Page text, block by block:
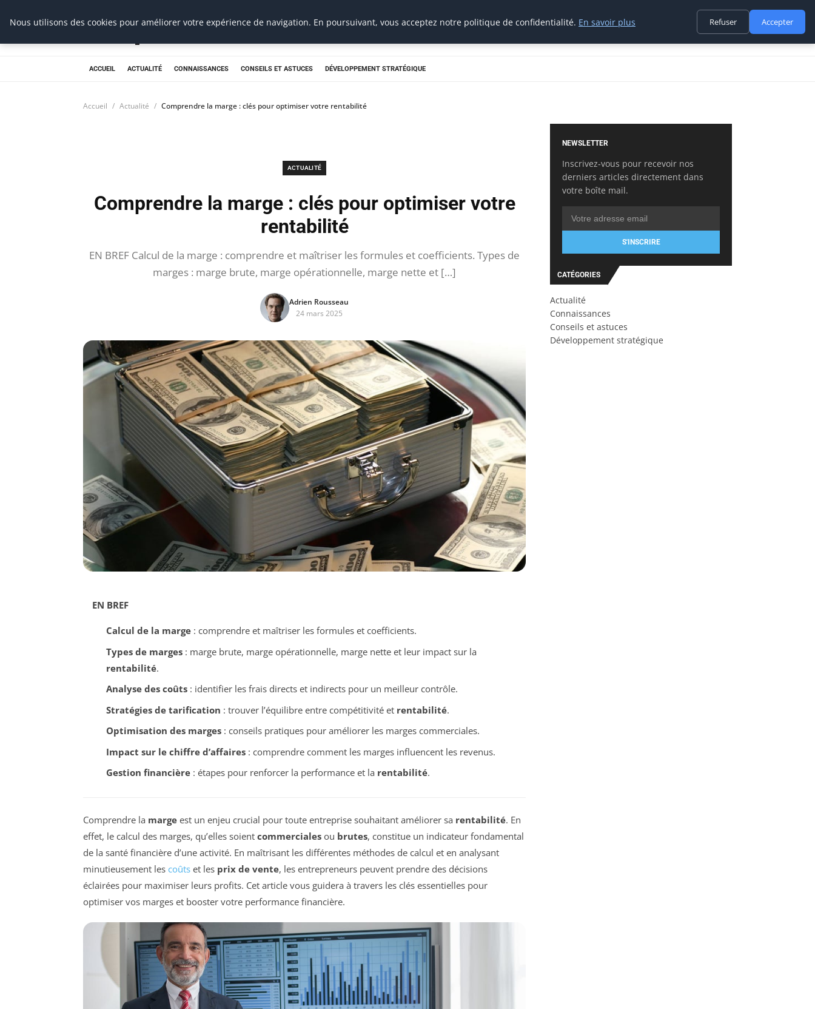
Prospection Pro
ACCUEIL ACTUALITÉ CONNAISSANCES CONSEILS ET ASTUCES DÉVELOPPEMENT STRATÉGIQUE
Accueil Actualité Comprendre la marge : clés pour optimiser votre rentabilité
ACTUALITÉ
Comprendre la marge : clés pour optimiser votre
rentabilité
EN BREF Calcul de la marge : comprendre et maîtriser les formules et coefficients. Types de
marges : marge brute, marge opérationnelle, marge nette et […]
Adrien Rousseau
24 mars 2025
EN BREF
Calcul de la marge: comprendre et maîtriser les formules et coefficients.
Types de marges: marge brute, marge opérationnelle, marge nette et leur impact sur la
rentabilité.
Analyse des coûts: identifier les frais directs et indirects pour un meilleur contrôle.
Stratégies de tarification : trouver l’équilibre entre compétitivité et rentabilité.
Optimisation des marges: conseils pratiques pour améliorer les marges commerciales.
Impact sur le chiffre d’affaires: comprendre comment les marges influencent les revenus.
Gestion financière: étapes pour renforcer la performance et la rentabilité.
Comprendre la marge est un enjeu crucial pour toute entreprise souhaitant améliorer sa rentabilité. En
effet, le calcul des marges, qu’elles soient commerciales ou brutes, constitue un indicateur fondamental
de la santé financière d’une activité. En maîtrisant les différentes méthodes de calcul et en analysant
minutieusement les coûts et les prix de vente, les entrepreneurs peuvent prendre des décisions
éclairées pour maximiser leurs profits. Cet article vous guidera à travers les clés essentielles pour
optimiser vos marges et booster votre performance financière.
NEWSLETTER
Inscrivez-vous pour recevoir nos
derniers articles directement dans
votre boîte mail.
S'INSCRIRE
CATÉGORIES
Actualité
Connaissances
Conseils et astuces
Développement stratégique
Nous utilisons des cookies pour améliorer votre expérience de navigation. En poursuivant, vous acceptez notre politique de confidentialité. En savoir plus Refuser Accepter